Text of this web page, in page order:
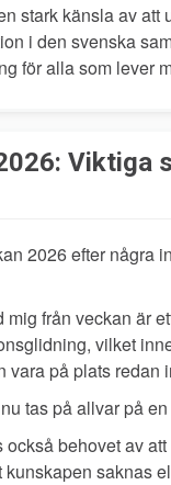
stark känsla av att
i den svenska
för alla som lever
Viktiga
2026 efter några
från veckan är
vilket
vara på plats
tas på allvar på
behovet av
saknas